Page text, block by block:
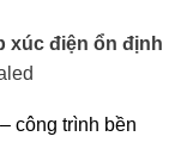
xúc điện ổn định
công trình bền